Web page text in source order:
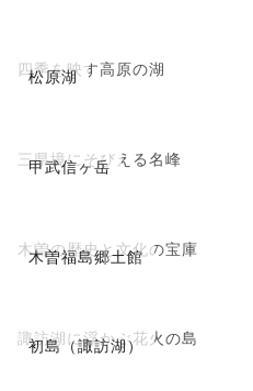
松原湖
四季を映す高原の湖
甲武信ヶ岳
三県境にそびえる名峰
木曽福島郷土館
木曽の歴史と文化の宝庫
初島（諏訪湖）
諏訪湖に浮かぶ花火の島